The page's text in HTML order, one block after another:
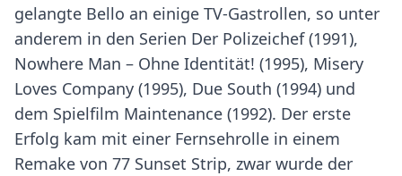
gelangte Bello an einige TV-Gastrollen, so unter
anderem in den Serien Der Polizeichef (1991),
Nowhere Man – Ohne Identität! (1995), Misery
Loves Company (1995), Due South (1994) und
dem Spielfilm Maintenance (1992). Der erste
Erfolg kam mit einer Fernsehrolle in einem
Remake von 77 Sunset Strip, zwar wurde der